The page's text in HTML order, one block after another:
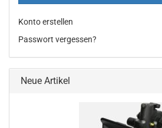
Konto erstellen
Passwort vergessen?
Neue Artikel